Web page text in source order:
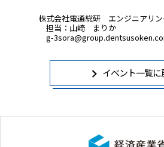
株式会社電通総研 エンジニアリン
担当：山崎 まりか
g-
イベント一覧に